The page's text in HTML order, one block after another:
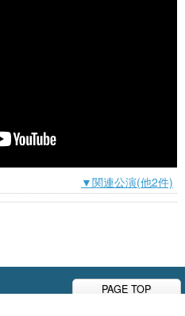
▼関連公演(他2件)
PAGE TOP